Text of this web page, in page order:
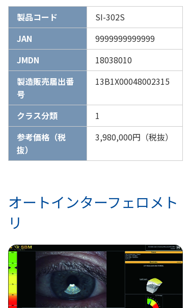
製品コード
SI-302S
JAN
9999999999999
JMDN
18038010
製造販売届出番
号
13B1X00048002315
クラス分類
1
参考価格（税
抜）
3,980,000円（税抜）
オートインターフェロメト
リ